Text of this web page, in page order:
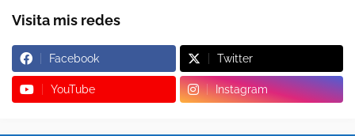
Visita mis redes
Facebook Twitter
YouTube Instagram